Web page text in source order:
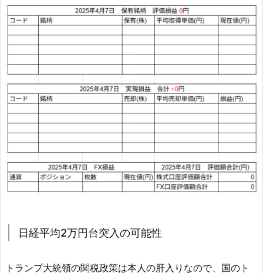
日経平均2万円台突入の可能性
トランプ大統領の関税政策は本人の肝入りなので、国のト